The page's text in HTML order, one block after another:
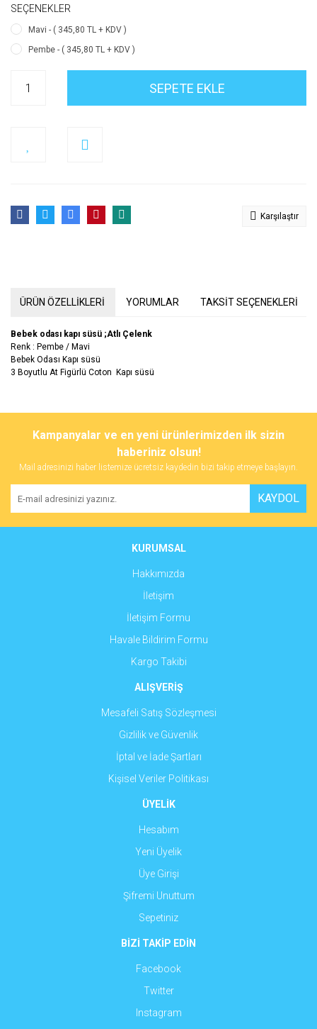
SEÇENEKLER
Mavi - ( 345,80 TL + KDV )
Pembe - ( 345,80 TL + KDV )
SEPETE EKLE
Karşılaştır
ÜRÜN ÖZELLİKLERİ YORUMLAR TAKSİT SEÇENEKLERİ
Bebek odası kapı süsü ;Atlı Çelenk
Renk : Pembe / Mavi
Bebek Odası Kapı süsü
3 Boyutlu At Figürlü Coton Kapı süsü
Bu ürüne ilk yorumu siz yapın!
Yorum Yaz
tarafımıza iletebilirsiniz.
Görüş ve önerileriniz için teşekkür ederiz.
Ürün resmi kalitesiz, bozuk veya görüntülenemiyor.
Ürün açıklamasında eksik bilgiler bulunuyor.
Ürün fiyatı diğer sitelerden daha pahalı.
Gönder
Kampanyalar ve en yeni ürünlerimizden ilk sizin
haberiniz olsun!
Mail adresinizi haber listemize ücretsiz kaydedin bizi takip etmeye başlayın.
KAYDOL
KURUMSAL
Hakkımızda
İletişim
İletişim Formu
Havale Bildirim Formu
Kargo Takibi
ALIŞVERİŞ
Mesafeli Satış Sözleşmesi
Gizlilik ve Güvenlik
İptal ve İade Şartları
Kişisel Veriler Politikası
ÜYELİK
Hesabım
Yeni Üyelik
Üye Girişi
Şifremi Unuttum
Sepetiniz
BİZİ TAKİP EDİN
Facebook
Twitter
Instagram